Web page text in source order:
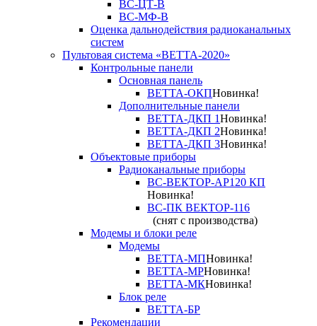
ВС-ЦТ-В
ВС-МФ-В
Оценка дальнодействия радиоканальных
систем
Пультовая система «ВЕТТА-2020»
Контрольные панели
Основная панель
ВЕТТА-ОКПНовинка!
Дополнительные панели
ВЕТТА-ДКП 1Новинка!
ВЕТТА-ДКП 2Новинка!
ВЕТТА-ДКП 3Новинка!
Объектовые приборы
Радиоканальные приборы
ВС-ВЕКТОР-АР120 КП
Новинка!
ВС-ПК ВЕКТОР-116
(снят с производства)
Модемы и блоки реле
Модемы
ВЕТТА-МПНовинка!
ВЕТТА-МРНовинка!
ВЕТТА-МКНовинка!
Блок реле
ВЕТТА-БР
Рекомендации